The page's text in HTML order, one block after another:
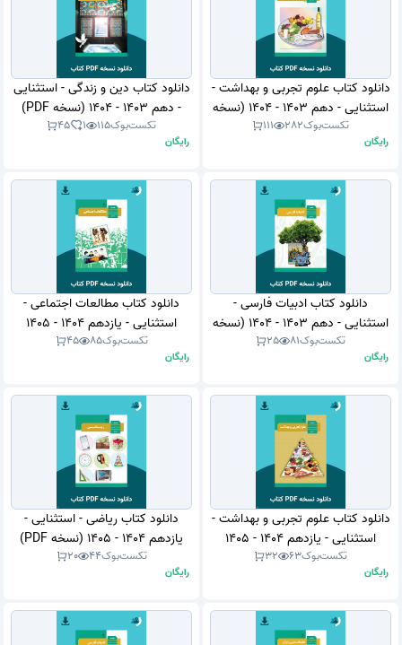
دانلود کتاب علوم تجربی و بهداشت -
استثنایی - دهم 1403 - 1404 (نسخه
PDF)تکست‌بوک282
111
رایگان
دانلود کتاب دین و زندگی - استثنایی
- دهم 1403 - 1404 (نسخه PDF)
تکست‌بوک115
1
45
رایگان
دانلود کتاب ادبیات فارسی -
استثنایی - دهم 1403 - 1404 (نسخه
PDF)
تکست‌بوک81
25
رایگان
دانلود کتاب مطالعات اجتماعی -
استثنایی - یازدهم 1404 - 1405
(نسخه PDF)
تکست‌بوک85
45
رایگان
دانلود کتاب علوم تجربی و بهداشت -
استثنایی - یازدهم 1404 - 1405
(نسخه PDF)
تکست‌بوک63
32
رایگان
دانلود کتاب ریاضی - استثنایی -
یازدهم 1404 - 1405 (نسخه PDF)
تکست‌بوک44
20
رایگان